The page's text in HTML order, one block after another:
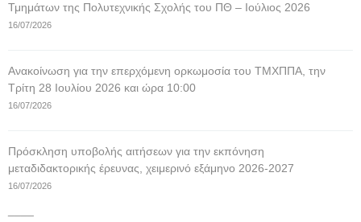
Τμημάτων της Πολυτεχνικής Σχολής του ΠΘ – Ιούλιος 2026
16/07/2026
Ανακοίνωση για την επερχόμενη ορκωμοσία του ΤΜΧΠΠΑ, την
Τρίτη 28 Ιουλίου 2026 και ώρα 10:00
16/07/2026
Πρόσκληση υποβολής αιτήσεων για την εκπόνηση
μεταδιδακτορικής έρευνας, χειμερινό εξάμηνο 2026-2027
16/07/2026